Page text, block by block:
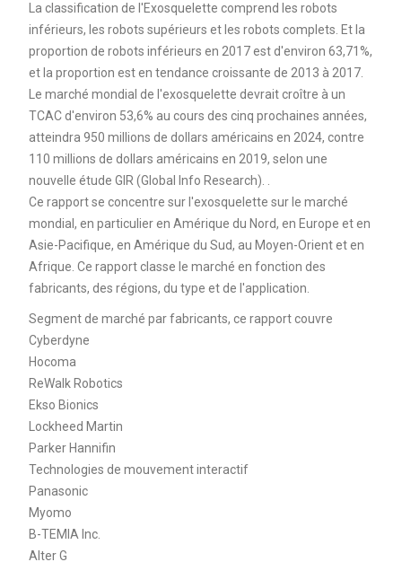
La classification de l'Exosquelette comprend les robots
inférieurs, les robots supérieurs et les robots complets. Et la
proportion de robots inférieurs en 2017 est d'environ 63,71%,
et la proportion est en tendance croissante de 2013 à 2017.
Le marché mondial de l'exosquelette devrait croître à un
TCAC d'environ 53,6% au cours des cinq prochaines années,
atteindra 950 millions de dollars américains en 2024, contre
110 millions de dollars américains en 2019, selon une
nouvelle étude GIR (Global Info Research). .
Ce rapport se concentre sur l'exosquelette sur le marché
mondial, en particulier en Amérique du Nord, en Europe et en
Asie-Pacifique, en Amérique du Sud, au Moyen-Orient et en
Afrique. Ce rapport classe le marché en fonction des
fabricants, des régions, du type et de l'application.
Segment de marché par fabricants, ce rapport couvre
Cyberdyne
Hocoma
ReWalk Robotics
Ekso Bionics
Lockheed Martin
Parker Hannifin
Technologies de mouvement interactif
Panasonic
Myomo
B-TEMIA Inc.
Alter G